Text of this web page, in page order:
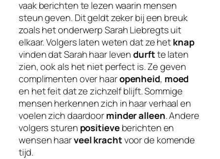
vaak berichten te lezen waarin mensen
steun geven. Dit geldt zeker bij een breuk
zoals het onderwerp Sarah Liebregts uit
elkaar. Volgers laten weten dat ze hetknap
vinden dat Sarah haar levendurftte laten
zien, ook als het niet perfect is. Ze geven
complimenten over haaropenheid, moed
en het feit dat ze zichzelf blijft. Sommige
mensen herkennen zich in haar verhaal en
voelen zich daardoorminder alleen. Andere
volgers sturen positieveberichten en
wensen haarveel krachtvoor de komende
tijd.